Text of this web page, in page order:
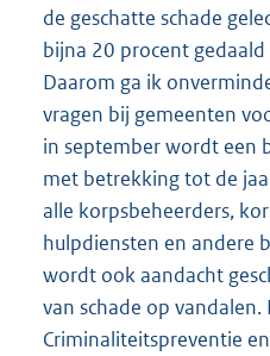
de geschatte schade
bijna 20 procent
Daarom ga ik
vragen bij gemeenten
in september wordt een
met betrekking tot de
alle korpsbeheerders,
hulpdiensten en andere
wordt ook aandacht
van schade op
Criminaliteitspreventie